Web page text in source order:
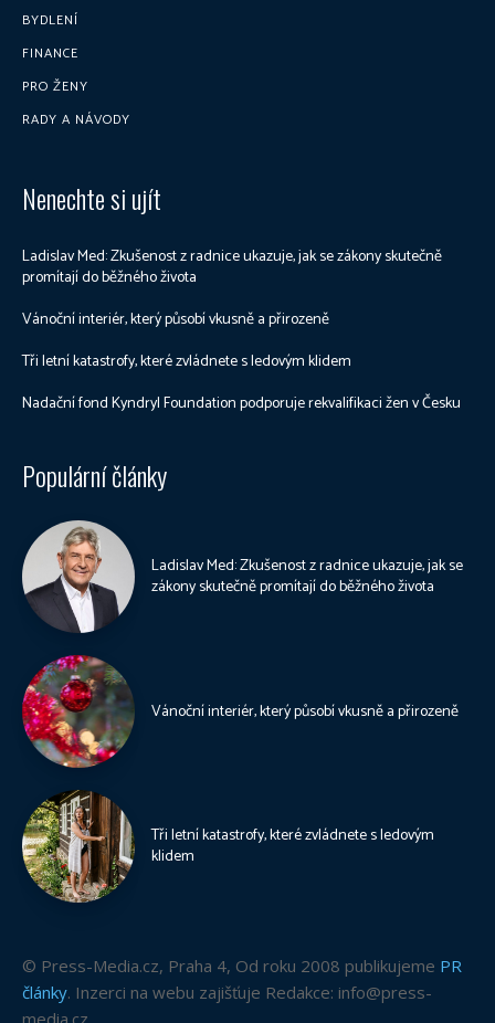
BYDLENÍ
FINANCE
PRO ŽENY
RADY A NÁVODY
Nenechte si ujít
Ladislav Med: Zkušenost z radnice ukazuje, jak se zákony skutečně
promítají do běžného života
Vánoční interiér, který působí vkusně a přirozeně
Tři letní katastrofy, které zvládnete s ledovým klidem
Nadační fond Kyndryl Foundation podporuje rekvalifikaci žen v Česku
Populární články
Ladislav Med: Zkušenost z radnice ukazuje, jak se
zákony skutečně promítají do běžného života
Vánoční interiér, který působí vkusně a přirozeně
Tři letní katastrofy, které zvládnete s ledovým
klidem
© Press-Media.cz, Praha 4, Od roku 2008 publikujeme PR
články. Inzerci na webu zajišťuje Redakce: info@press-